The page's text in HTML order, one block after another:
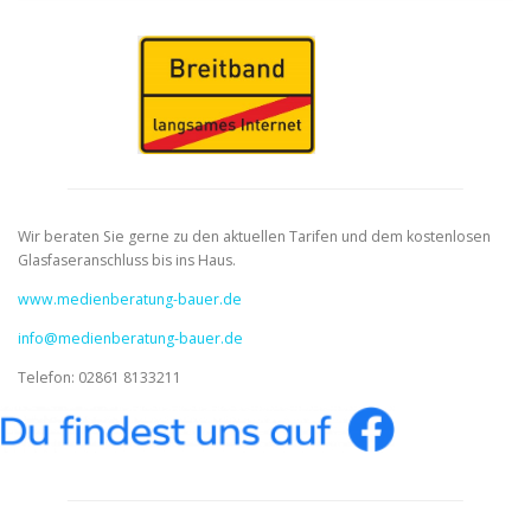
DATENSCHUTZERKLÄRUNG
NEWS UND PROJEKTE PARTNER
Wir beraten Sie gerne zu den aktuellen Tarifen und dem kostenlosen
Glasfaseranschluss bis ins Haus.
www.medienberatung-bauer.de
info@medienberatung-bauer.de
Telefon: 02861 8133211